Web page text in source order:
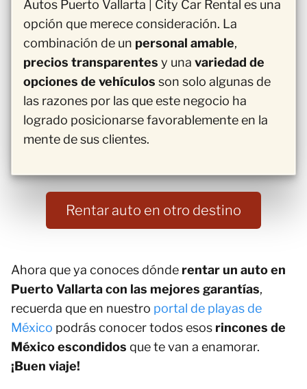
Autos Puerto Vallarta | City Car Rental es una
opción que merece consideración. La
combinación de un personal amable,
precios transparentes y una variedad de
opciones de vehículos son solo algunas de
las razones por las que este negocio ha
logrado posicionarse favorablemente en la
mente de sus clientes.
Rentar auto en otro destino
Ahora que ya conoces dónde rentar un auto en
Puerto Vallarta con las mejores garantías,
recuerda que en nuestro portal de playas de
México podrás conocer todos esos rincones de
México escondidos que te van a enamorar.
¡Buen viaje!